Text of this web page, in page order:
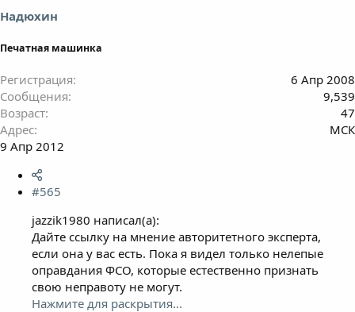
Надюхин
Печатная машинка
Регистрация
6 Апр 2008
Сообщения
9,539
Возраст
47
Адрес
МСК
9 Апр 2012
#565
jazzik1980 написал(а):
Дайте ссылку на мнение авторитетного эксперта,
если она у вас есть. Пока я видел только нелепые
оправдания ФСО, которые естественно признать
свою неправоту не могут.
Нажмите для раскрытия...